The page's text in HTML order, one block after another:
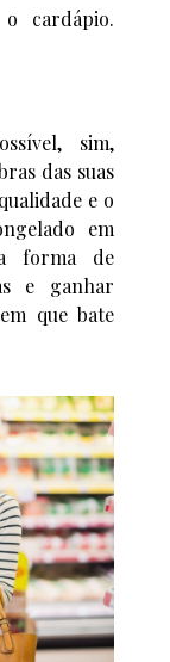
cardápio.
sim,
das suas
e o
em
forma de
e ganhar
que bate